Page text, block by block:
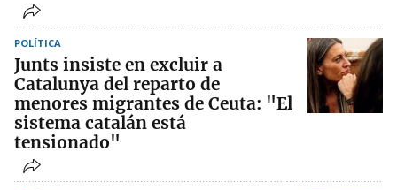
POLÍTICA
Junts insiste en excluir a
Catalunya del reparto de
menores migrantes de Ceuta: "El
sistema catalán está
tensionado"